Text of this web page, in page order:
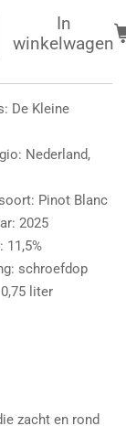
In
winkelwagen
De Kleine
Nederland,
Pinot Blanc
2025
11,5%
schroefdop
liter
zacht en rond